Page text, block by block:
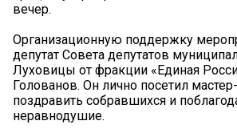
вечер.
Организационную поддержку
депутат Совета депутатов
Луховицы от фракции «Единая
Голованов. Он лично посетил
поздравить собравшихся и
неравнодушие.